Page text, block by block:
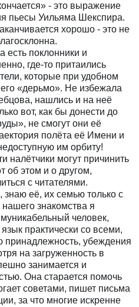
- это выражение
пьесы Уильяма Шекспира.
хорошо - это не
есть поклонники и
где-то притаились
которые при удобном
«дерьмо». Не избежала
нашлись и на неё
вот, как бы донести до
не смогут они её
полёта её Имени и
им орбиту!
налётчики могут причинить
об этом и о другом,
с читателями.
её, их семью только с
знакомства я
человек,
практически со всеми,
принадлежность, убеждения
на загруженность в
занимается и
Она старается помочь
советами, пишет письма
за что многие искренне